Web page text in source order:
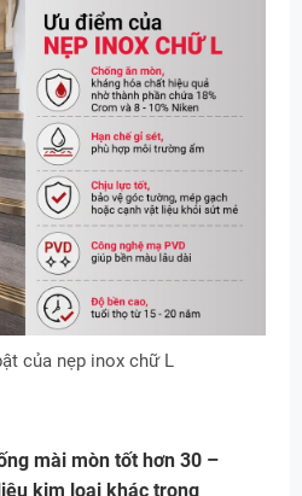
của nẹp inox chữ L
mài mòn tốt hơn 30 –
kim loại khác trong